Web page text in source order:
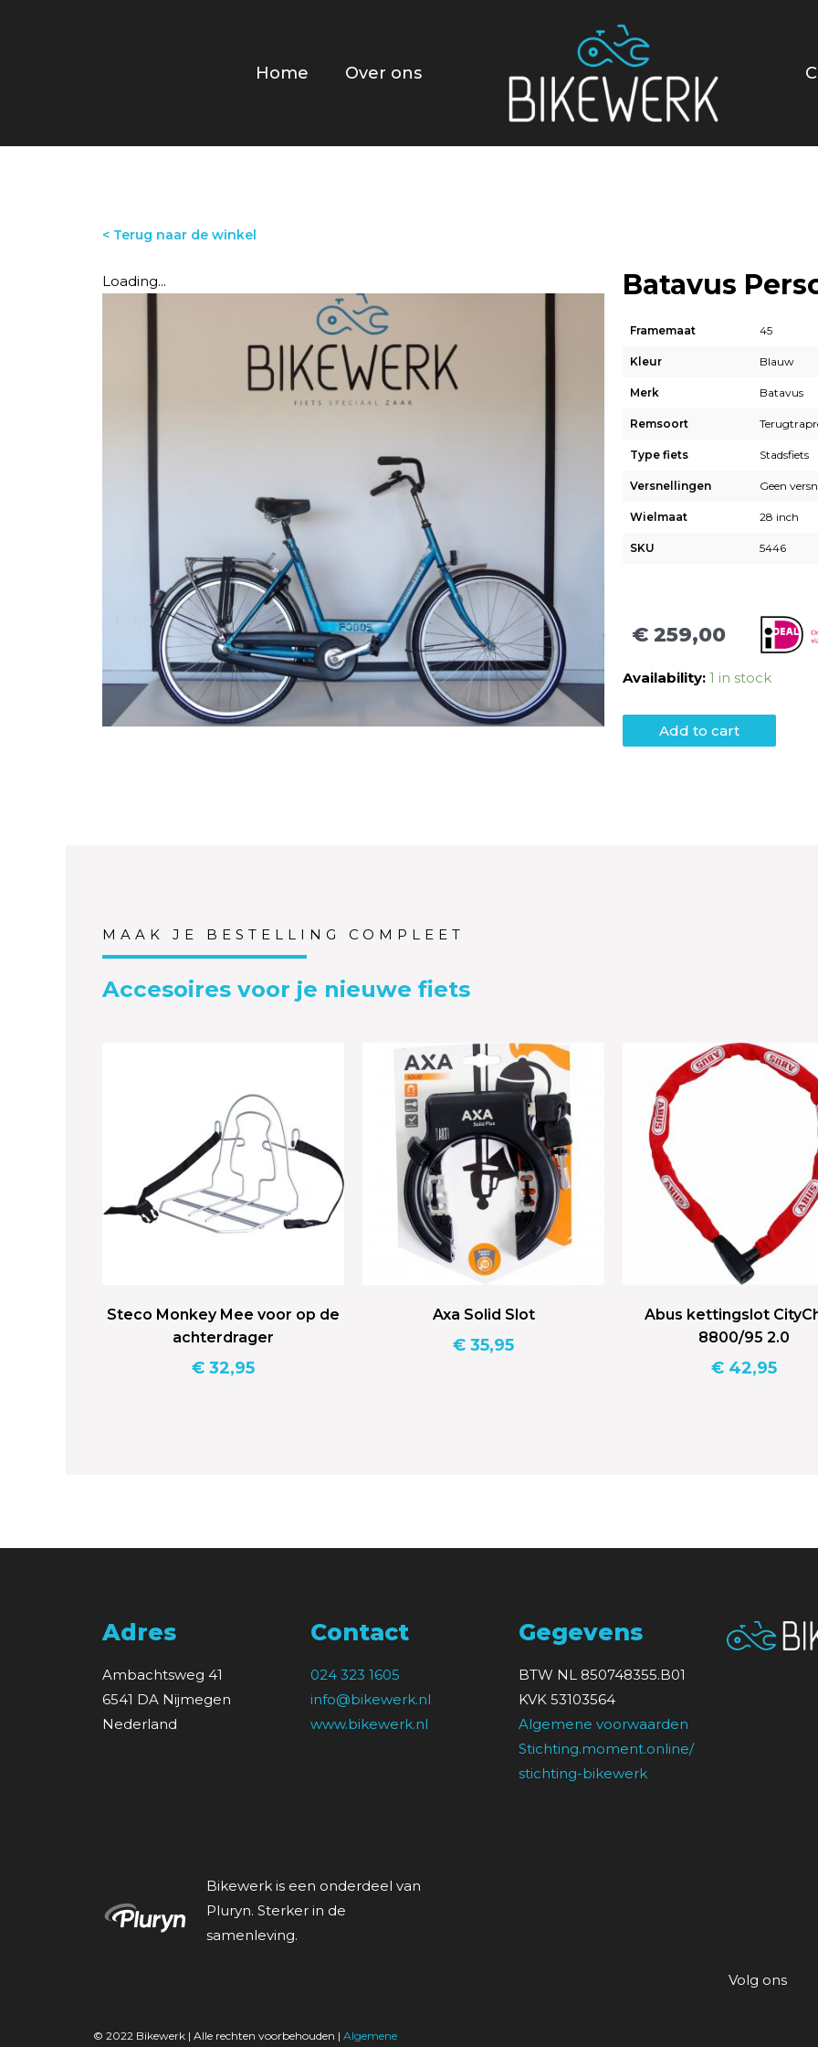
Home Over ons
< Terug naar de winkel
Loading... Batavus
Framemaat 45
Kleur Blauw
Merk Batavus
Remsoort
Type fiets Stadsfiets
Versnellingen Geen
Wielmaat 28 inch
SKU 5446
€ 259,00
Availability: 1 in stock
Add to cart
MAAK JE BESTELLING COMPLEET
Accesoires voor je nieuwe fiets
Steco Monkey Mee voor op de
achterdrager
€ 32,95
Axa Solid Slot
€ 35,95
Abus kettingslot
8800/95 2.0
€42,95
Adres
Ambachtsweg 41
6541 DA Nijmegen
Nederland
Contact
024 323 1605
info@bikewerk.nl
www.bikewerk.nl
Gegevens
BTW NL 850748355.B01
KVK 53103564
Algemene voorwaarden
Stichting.moment.online/
stichting-bikewerk
Bikewerk is een onderdeel van
Pluryn. Sterker in de
samenleving.
© 2022 Bikewerk | Alle rechten voorbehouden | Algemene
Volg ons